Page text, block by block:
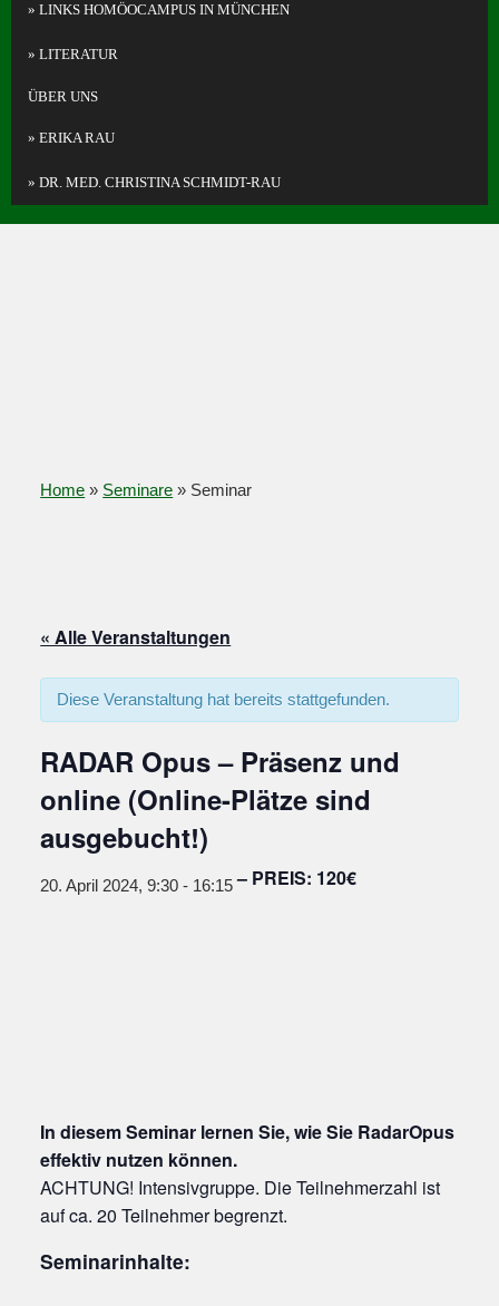
LINKS HOMÖOCAMPUS IN MÜNCHEN
LITERATUR
ÜBER UNS
ERIKA RAU
DR. MED. CHRISTINA SCHMIDT-RAU
Home » Seminare » Seminar
« Alle Veranstaltungen
Diese Veranstaltung hat bereits stattgefunden.
RADAR Opus – Präsenz und
online (Online-Plätze sind
ausgebucht!)
20. April 2024, 9:30 - 16:15 120€
In diesem Seminar lernen Sie, wie Sie RadarOpus
effektiv nutzen können.
ACHTUNG! Intensivgruppe. Die Teilnehmerzahl ist
auf ca. 20 Teilnehmer begrenzt.
Seminarinhalte: